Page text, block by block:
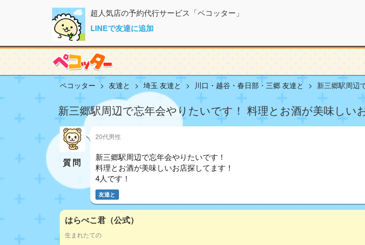
超人気店の予約代行サービス「ペコッター」
LINEで友達に追加
ペコッター 友達と 埼玉 友達と 川口・越谷・春日部・三郷 友達と 新三郷駅周辺
新三郷駅周辺で忘年会やりたいです！ 料理とお酒が美味しい
質問
20代男性
新三郷駅周辺で忘年会やりたいです！
料理とお酒が美味しいお店探してます！
4人です！
友達と
はらぺこ君（公式）
生まれたての